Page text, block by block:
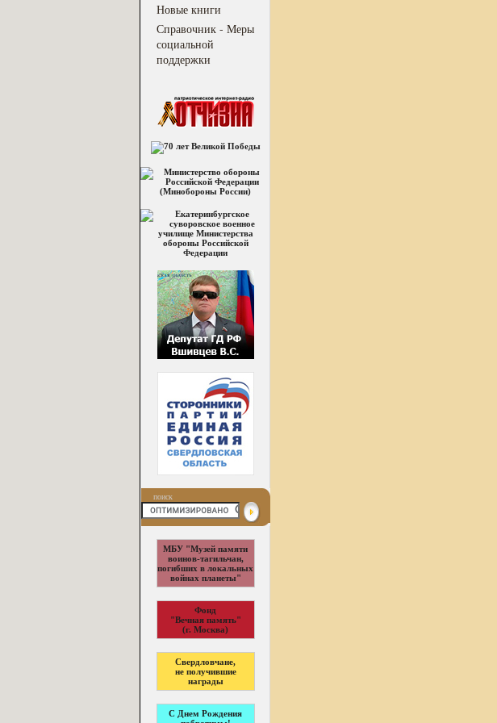
Новые книги
Справочник - Меры
социальной
поддержки
поиск
МБУ "Музей памяти
воинов-тагильчан,
погибших в локальных
войнах планеты"
Фонд
"Вечная память"
(г. Москва)
Свердловчане,
не получившие
награды
С Днем Рождения